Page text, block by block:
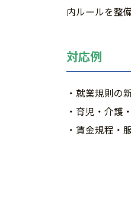
内ルールを整
対応例
・就業規則の
・育児・介護
・賃金規程・